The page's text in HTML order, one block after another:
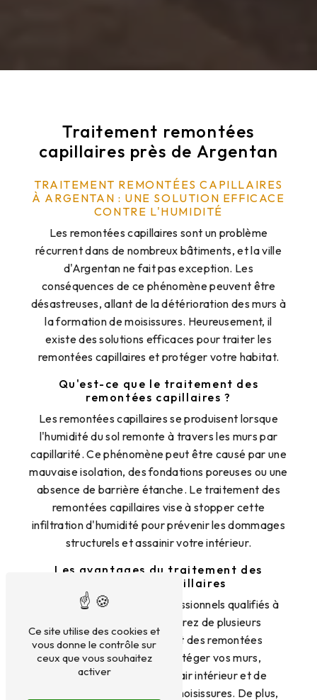
Traitement remontées
capillaires près de Argentan
TRAITEMENT REMONTÉES CAPILLAIRES
À ARGENTAN : UNE SOLUTION EFFICACE
CONTRE L'HUMIDITÉ
Les remontées capillaires sont un problème
récurrent dans de nombreux bâtiments, et la ville
d'Argentan ne fait pas exception. Les
conséquences de ce phénomène peuvent être
désastreuses, allant de la détérioration des murs à
la formation de moisissures. Heureusement, il
existe des solutions efficaces pour traiter les
remontées capillaires et protéger votre habitat.
Qu'est-ce que le traitement des
remontées capillaires ?
Les remontées capillaires se produisent lorsque
l'humidité du sol remonte à travers les murs par
capillarité. Ce phénomène peut être causé par une
mauvaise isolation, des fondations poreuses ou une
absence de barrière étanche. Le traitement des
remontées capillaires vise à stopper cette
infiltration d'humidité pour prévenir les dommages
structurels et assainir votre intérieur.
Les avantages du traitement des
remontées capillaires
En faisant appel à des professionnels qualifiés à
Argentan, vous bénéficierez de plusieurs
avantages. Le traitement des remontées
capillaires permet de protéger vos murs,
d'améliorer la qualité de l'air intérieur et de
prévenir la prolifération de moisissures. De plus,
Ce site utilise des cookies et
vous donne le contrôle sur
ceux que vous souhaitez
activer